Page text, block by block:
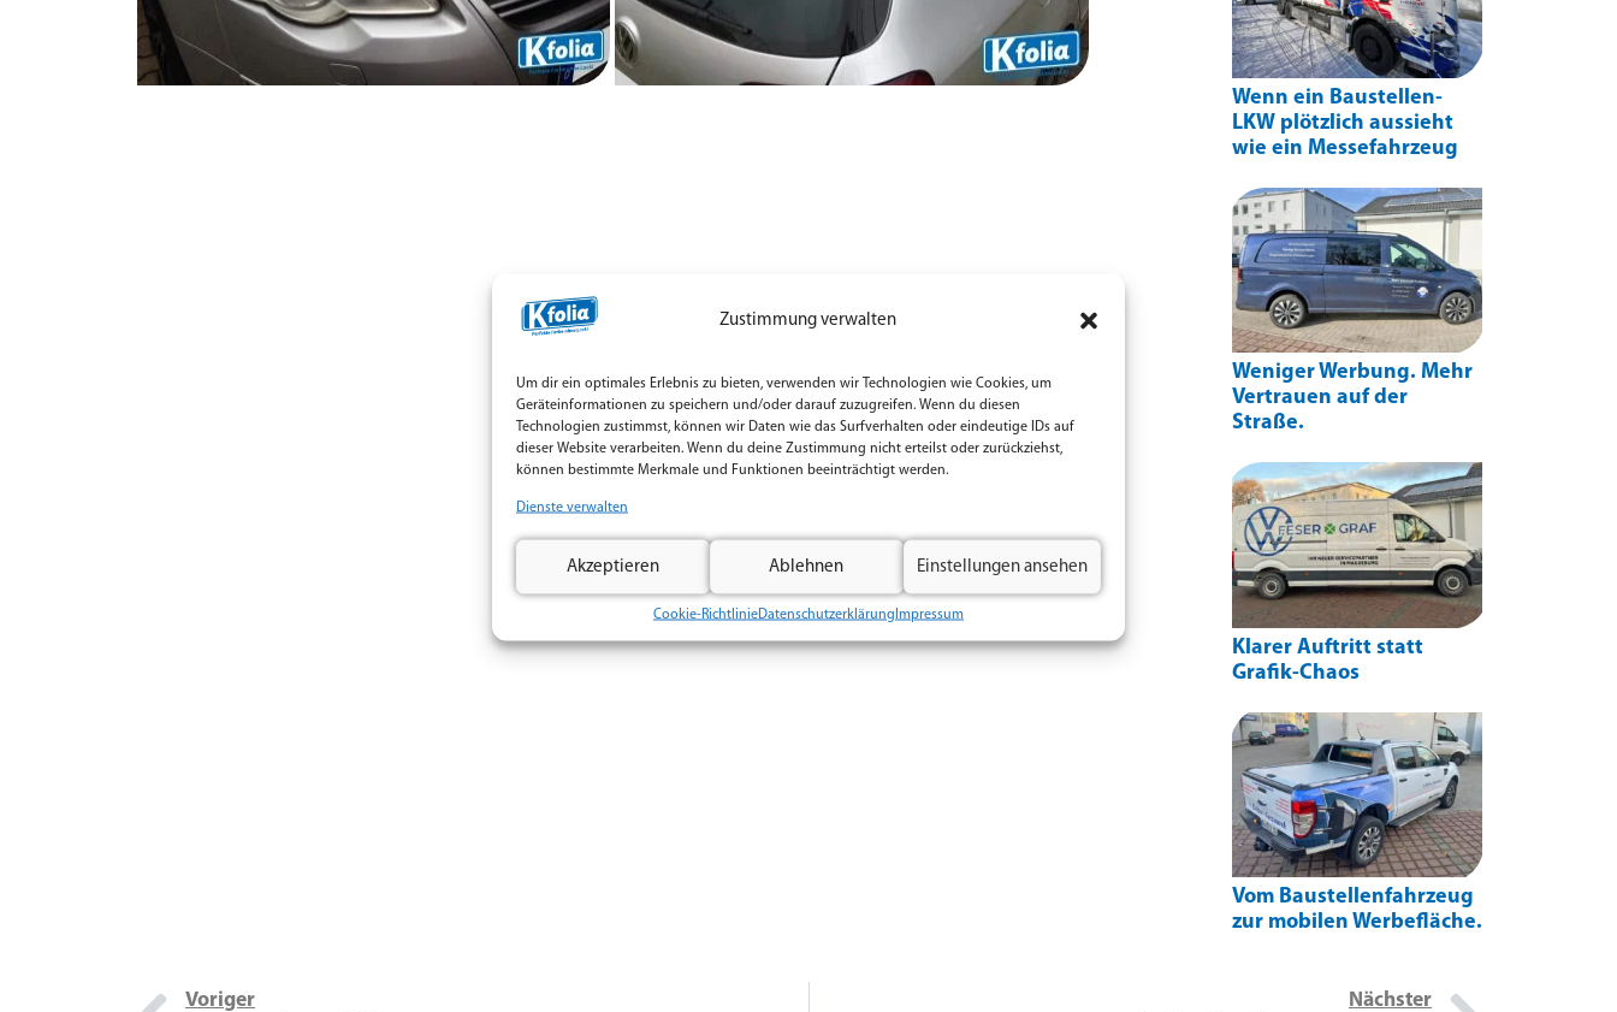
Zustimmung verwalten
Um dir ein optimales Erlebnis zu bieten, verwenden wir Technologien wie Cookies, um
Geräteinformationen zu speichern und/oder darauf zuzugreifen. Wenn du diesen
Technologien zustimmst, können wir Daten wie das Surfverhalten oder eindeutige IDs auf
dieser Website verarbeiten. Wenn du deine Zustimmung nicht erteilst oder zurückziehst,
können bestimmte Merkmale und Funktionen beeinträchtigt werden.
Dienste verwalten
Akzeptieren Ablehnen Einstellungen ansehen
Cookie-RichtlinieDatenschutzerklärung Impressum
Wenn ein Baustellen-
LKW plötzlich aussieht
wie ein Messefahrzeug
Weniger Werbung. Mehr
Vertrauen auf der
Straße.
Klarer Auftritt statt
Grafik-Chaos
Vom Baustellenfahrzeug
zur mobilen Werbefläche.
Voriger Nächster